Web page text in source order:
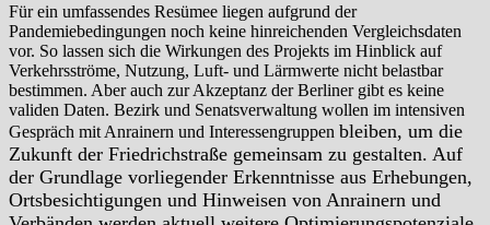
Für ein umfassendes Resümee liegen aufgrund der
Pandemiebedingungen noch keine hinreichenden Vergleichsdaten
vor. So lassen sich die Wirkungen des Projekts im Hinblick auf
Verkehrsströme, Nutzung, Luft- und Lärmwerte nicht belastbar
bestimmen. Aber auch zur Akzeptanz der Berliner gibt es keine
validen Daten. Bezirk und Senatsverwaltung wollen im intensiven
Gespräch mit Anrainern und Interessengruppen bleiben, um die
Zukunft der Friedrichstraße gemeinsam zu gestalten. Auf
der Grundlage vorliegender Erkenntnisse aus Erhebungen,
Ortsbesichtigungen und Hinweisen von Anrainern und